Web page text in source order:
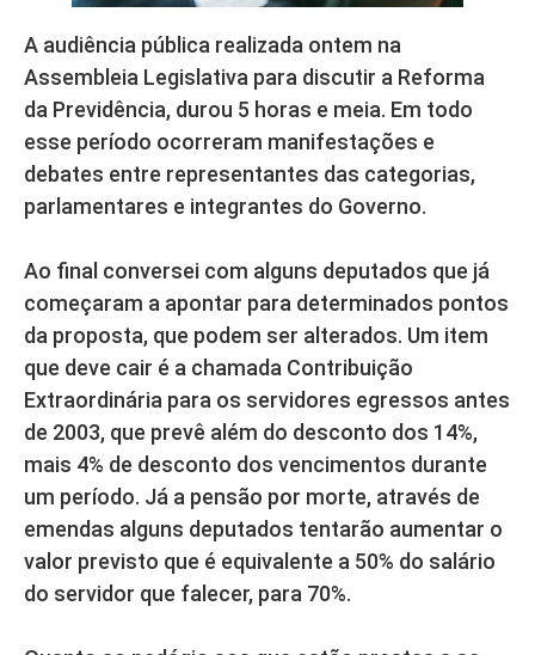
A audiência pública realizada ontem na
Assembleia Legislativa para discutir a Reforma
da Previdência, durou 5 horas e meia. Em todo
esse período ocorreram manifestações e
debates entre representantes das categorias,
parlamentares e integrantes do Governo.
Ao final conversei com alguns deputados que já
começaram a apontar para determinados pontos
da proposta, que podem ser alterados. Um item
que deve cair é a chamada Contribuição
Extraordinária para os servidores egressos antes
de 2003, que prevê além do desconto dos 14%,
mais 4% de desconto dos vencimentos durante
um período. Já a pensão por morte, através de
emendas alguns deputados tentarão aumentar o
valor previsto que é equivalente a 50% do salário
do servidor que falecer, para 70%.